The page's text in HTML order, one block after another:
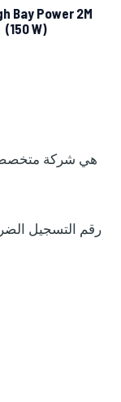
Bay Power 2M
(150 W)
هي شركة متخصصه
رقم التسجيل الضريبي: